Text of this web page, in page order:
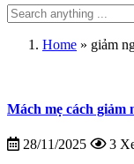
Home » giảm
Mách mẹ cách giảm
28/11/2025 3